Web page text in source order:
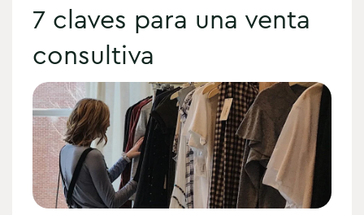
7 claves para una venta
consultiva